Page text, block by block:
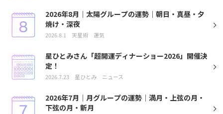
2026年8月｜太陽グループの運勢｜朝日・真昼・夕
焼け・深夜
2026.8.1 天星術 運気
星ひとみさん「超開運ディナーショー2026」開催決
定！
2026.7.23 星ひとみ ニュース
2026年7月｜月グループの運勢｜満月・上弦の月・
下弦の月・新月